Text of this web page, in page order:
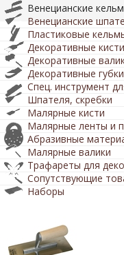
Венецианские
Венецианские
Пластиковые
Декоративные кисти
Декоративные
Декоративные губки
Спец. инструмент
Шпателя, скребки
Малярные кисти
Малярные ленты и
Абразивные
Малярные валики
Трафареты для
Сопутствующие
Наборы